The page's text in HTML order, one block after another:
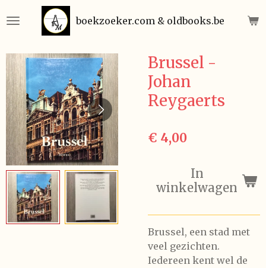
direct
de
hoofdinhoud
boekzoeker.com & oldbooks.be
Brussel -
Johan
Reygaerts
€ 4,00
In
winkelwagen
Brussel, een stad met
veel gezichten.
Iedereen kent wel de